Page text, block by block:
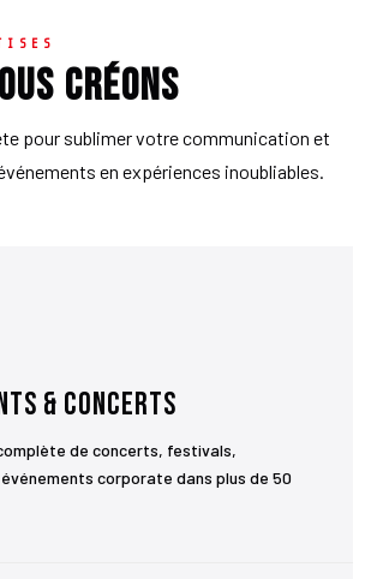
créons
pour sublimer votre communication et
en expériences inoubliables.
& Concerts
de concerts, festivals,
corporate dans plus de 50